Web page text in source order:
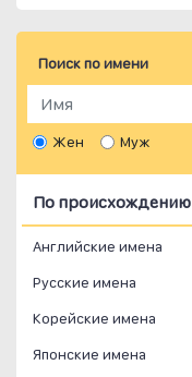
Поиск по имени
Жен Муж
По происхождению
Английские имена
Русские имена
Корейские имена
Японские имена